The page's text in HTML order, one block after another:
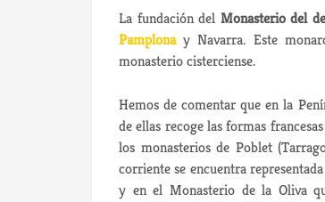
La fundación del Monasterio del
Pamplonay Navarra. Este
monasterio cisterciense.
Hemos de comentar que en la
de ellas recoge las formas
los monasterios de Poblet
corriente se encuentra
y en el Monasterio de la Oliva